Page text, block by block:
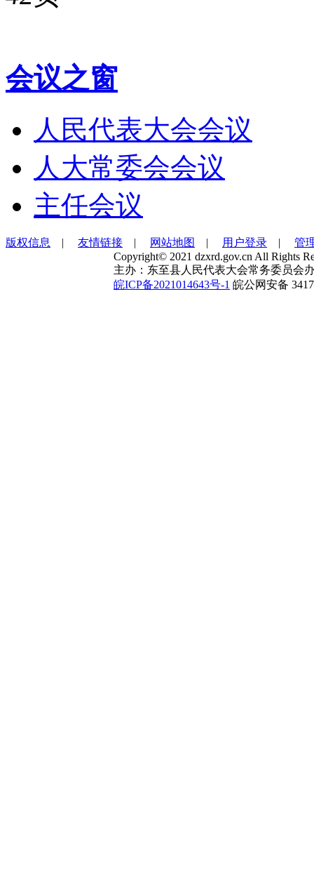
会议之窗
人民代表大会会议
人大常委会会议
主任会议
版权信息 | 友情链接 | 网站地图 | 用户登录 | 管
Copyright© 2021 dzxrd.gov.cn All Rights
主办：东至县人民代表大会常务委员会
皖ICP备2021014643号-1 皖公网安备